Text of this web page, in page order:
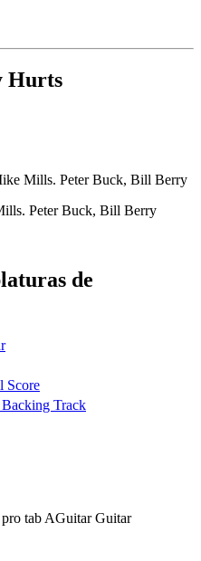
Hurts
Mills. Peter Buck, Bill Berry
Peter Buck, Bill Berry
de
Score
Track